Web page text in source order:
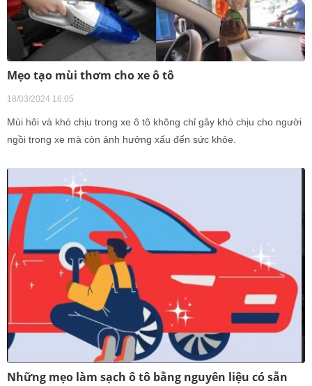
Mẹo tạo mùi thơm cho xe ô tô
18/03/2024 16:05
Mùi hôi và khó chịu trong xe ô tô không chỉ gây khó chịu cho người
ngồi trong xe mà còn ảnh hưởng xấu đến sức khỏe.
Những mẹo làm sạch ô tô bằng nguyên liệu có sẵn